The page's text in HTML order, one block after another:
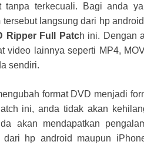
tanpa terkecuali. Bagi anda
tersebut langsung dari hp
Ripper Full Patch ini. Dengan
video lainnya seperti MP4,
sendiri.
format DVD menjadi
ini, anda tidak akan
akan mendapatkan
dari hp android maupun